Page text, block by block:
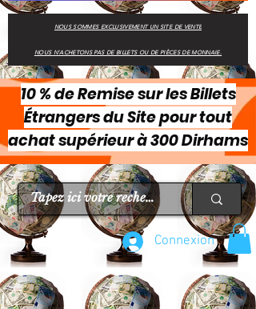
NOUS SOMMES EXCLUSIVEMENT UN SITE DE VENTE
NOUS N'ACHETONS PAS DE BILLETS OU DE PIÈCES DE MONNAIE.
10 % de Remise sur les Billets
Étrangers du Site pour tout
achat supérieur à 300 Dirhams
Connexion